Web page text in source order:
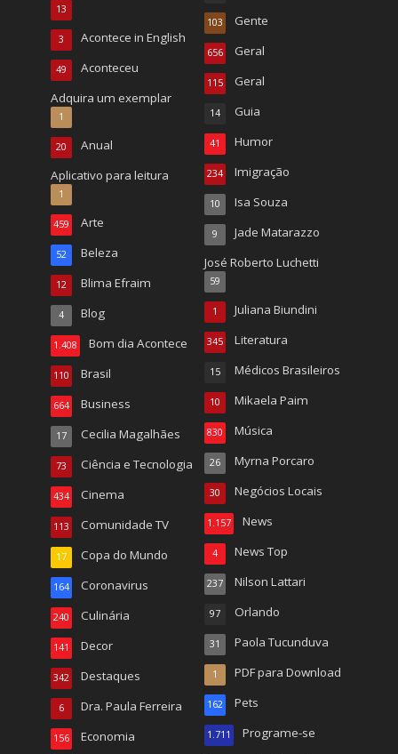
13
Acontece in English
3
Aconteceu
49
Adquira um exemplar
1
Anual
20
Aplicativo para leitura
1
Arte
459
Beleza
52
Blima Efraim
12
Blog
4
Bom dia Acontece
1.408
Brasil
110
Business
664
Cecilia Magalhães
17
Ciência e Tecnologia
73
Cinema
434
Comunidade TV
113
Copa do Mundo
17
Coronavirus
164
Culinária
240
Decor
141
Destaques
342
Dra. Paula Ferreira
6
Economia
156
Gente
103
Geral
656
Geral
115
Guia
14
Humor
41
Imigração
234
Isa Souza
10
Jade Matarazzo
9
José Roberto Luchetti
59
Juliana Biundini
1
Literatura
345
Médicos Brasileiros
15
Mikaela Paim
10
Música
830
Myrna Porcaro
26
Negócios Locais
30
News
1.157
News Top
4
Nilson Lattari
237
Orlando
97
Paola Tucunduva
31
PDF para Download
1
Pets
162
Programe-se
1.711